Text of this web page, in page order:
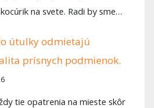
na svete. Radi by sme…
útulky odmietajú
prísnych podmienok.
tie opatrenia na mieste skôr